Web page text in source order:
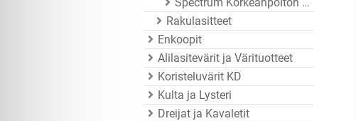
Rakulasitteet
Enkoopit
Alilasitevärit ja Värituotteet
Koristeluvärit KD
Kulta ja Lysteri
Dreijat ja Kavaletit